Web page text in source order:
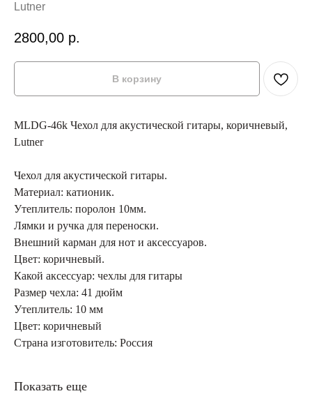
Lutner
2800,00 р.
В корзину
MLDG-46k Чехол для акустической гитары, коричневый,
Lutner
Чехол для акустической гитары.
Материал: катионик.
Утеплитель: поролон 10мм.
Лямки и ручка для переноски.
Внешний карман для нот и аксессуаров.
Цвет: коричневый.
Какой аксессуар: чехлы для гитары
Размер чехла: 41 дюйм
Утеплитель: 10 мм
Цвет: коричневый
Страна изготовитель: Россия
Показать еще